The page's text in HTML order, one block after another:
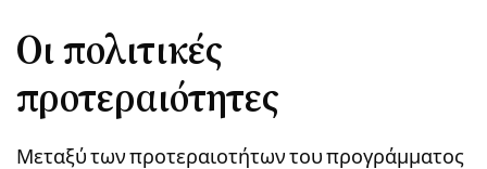
Οι πολιτικές
προτεραιότητες
Μεταξύ των προτεραιοτήτων του προγράμματος